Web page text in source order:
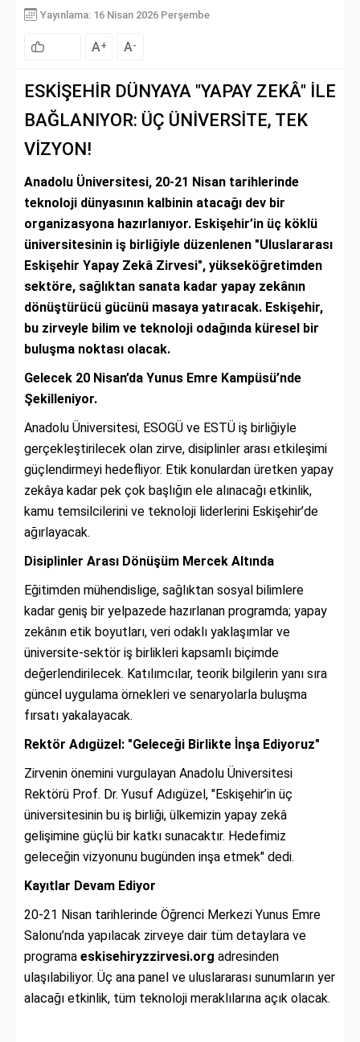
Yayınlama: 16 Nisan 2026 Perşembe
A+ A-
ESKİŞEHİR DÜNYAYA "YAPAY ZEKÂ" İLE
BAĞLANIYOR: ÜÇ ÜNİVERSİTE, TEK
VİZYON!
Anadolu Üniversitesi, 20-21 Nisan tarihlerinde
teknoloji dünyasının kalbinin atacağı dev bir
organizasyona hazırlanıyor. Eskişehir’in üç köklü
üniversitesinin iş birliğiyle düzenlenen "Uluslararası
Eskişehir Yapay Zekâ Zirvesi", yükseköğretimden
sektöre, sağlıktan sanata kadar yapay zekânın
dönüştürücü gücünü masaya yatıracak. Eskişehir,
bu zirveyle bilim ve teknoloji odağında küresel bir
buluşma noktası olacak.
Gelecek 20 Nisan’da Yunus Emre Kampüsü’nde
Şekilleniyor.
Anadolu Üniversitesi, ESOGÜ ve ESTÜ iş birliğiyle
gerçekleştirilecek olan zirve, disiplinler arası etkileşimi
güçlendirmeyi hedefliyor. Etik konulardan üretken yapay
zekâya kadar pek çok başlığın ele alınacağı etkinlik,
kamu temsilcilerini ve teknoloji liderlerini Eskişehir’de
ağırlayacak.
Disiplinler Arası Dönüşüm Mercek Altında
Eğitimden mühendislige, sağlıktan sosyal bilimlere
kadar geniş bir yelpazede hazırlanan programda; yapay
zekânın etik boyutları, veri odaklı yaklaşımlar ve
üniversite-sektör iş birlikleri kapsamlı biçimde
değerlendirilecek. Katılımcılar, teorik bilgilerin yanı sıra
güncel uygulama örnekleri ve senaryolarla buluşma
fırsatı yakalayacak.
Rektör Adıgüzel: "Geleceği Birlikte İnşa Ediyoruz"
Zirvenin önemini vurgulayan Anadolu Üniversitesi
Rektörü Prof. Dr. Yusuf Adıgüzel, "Eskişehir’in üç
üniversitesinin bu iş birliği, ülkemizin yapay zekâ
gelişimine güçlü bir katkı sunacaktır. Hedefimiz
geleceğin vizyonunu bugünden inşa etmek" dedi.
Kayıtlar Devam Ediyor
20-21 Nisan tarihlerinde Öğrenci Merkezi Yunus Emre
Salonu’nda yapılacak zirveye dair tüm detaylara ve
programa eskisehiryzzirvesi.org adresinden
ulaşılabiliyor. Üç ana panel ve uluslararası sunumların yer
alacağı etkinlik, tüm teknoloji meraklılarına açık olacak.